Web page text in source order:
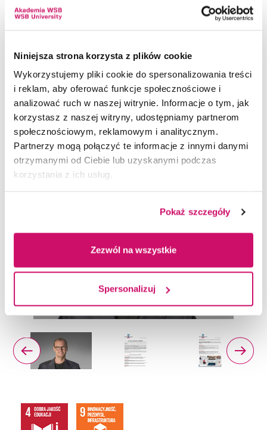
Niniejsza strona korzysta z plików cookie
Wykorzystujemy pliki cookie do spersonalizowania treści
i reklam, aby oferować funkcje społecznościowe i
analizować ruch w naszej witrynie. Informacje o tym, jak
korzystasz z naszej witryny, udostępniamy partnerom
społecznościowym, reklamowym i analitycznym.
Partnerzy mogą połączyć te informacje z innymi danymi
otrzymanymi od Ciebie lub uzyskanymi podczas
korzystania z ich usług.
Pokaż szczegóły
Zezwól na wszystkie
Spersonalizuj
Nagroda z serca nauki
Nagrody Naukowe POLITYKI od 25 lat wspierają
młodych badaczy i promują najlepsze wzorce
kariery akademickiej. Prof. Gąsior, jako laureat
w kategorii medycyna, dołącza do grona 392
naukowców.